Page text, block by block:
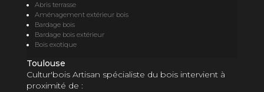
Abris terrasse
Aménagement extérieur bois
Bardage bois
Bardage bois extérieur
Bois exotique
Toulouse
Cultur'bois Artisan spécialiste du bois intervient à
proximité de :